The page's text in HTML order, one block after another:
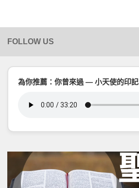
為你推薦：你曾來過 — 小天使的印記